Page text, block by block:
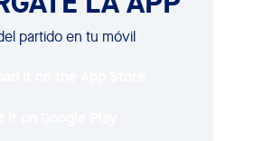
partido en tu móvil